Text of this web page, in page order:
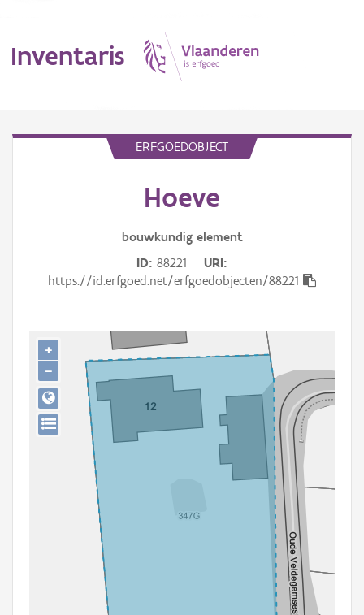
Inventaris
Gebeurtenis
Persoon of collectief
Downloads
ERFGOEDOBJECT
Hoeve
bouwkundig element
ID 88221
URI
https://id.erfgoed.net/erfgoedobjecten/88221
+
−